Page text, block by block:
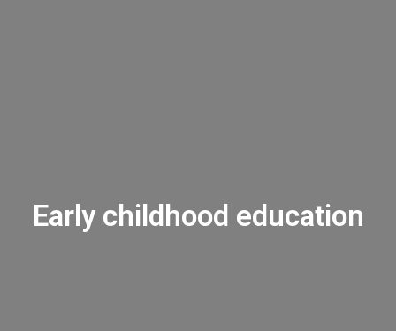
Early childhood education